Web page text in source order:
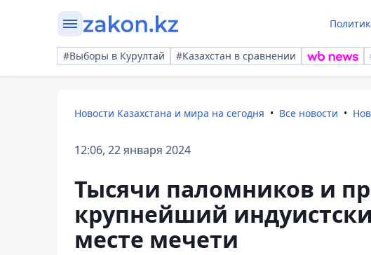
#Выборы в Курултай #Казахстан в сравнении
Новости Казахстана и мира на сегодня Все новости
12:06, 22 января 2024
Тысячи паломников и
крупнейший
месте мечети